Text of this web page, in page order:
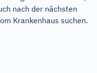
nach der nächsten
Krankenhaus suchen.